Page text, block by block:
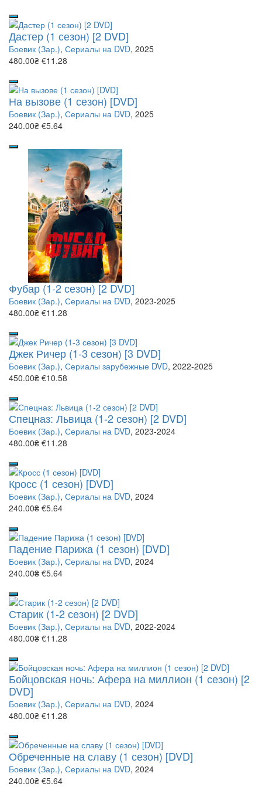
Дастер (1 сезон) [2 DVD]
Боевик (Зар.), Сериалы на DVD, 2025
480.00₴ €11.28
На вызове (1 сезон) [DVD]
Боевик (Зар.), Сериалы на DVD, 2025
240.00₴ €5.64
Фубар (1-2 сезон) [2 DVD]
Боевик (Зар.), Сериалы на DVD, 2023-2025
480.00₴ €11.28
Джек Ричер (1-3 сезон) [3 DVD]
Боевик (Зар.), Сериалы зарубежные DVD, 2022-2025
450.00₴ €10.58
Спецназ: Львица (1-2 сезон) [2 DVD]
Боевик (Зар.), Сериалы на DVD, 2023-2024
480.00₴ €11.28
Кросс (1 сезон) [DVD]
Боевик (Зар.), Сериалы на DVD, 2024
240.00₴ €5.64
Падение Парижа (1 сезон) [DVD]
Боевик (Зар.), Сериалы на DVD, 2024
240.00₴ €5.64
Старик (1-2 сезон) [2 DVD]
Боевик (Зар.), Сериалы на DVD, 2022-2024
480.00₴ €11.28
Бойцовская ночь: Афера на миллион (1 сезон) [2
DVD]
Боевик (Зар.), Сериалы на DVD, 2024
480.00₴ €11.28
Обреченные на славу (1 сезон) [DVD]
Боевик (Зар.), Сериалы на DVD, 2024
240.00₴ €5.64